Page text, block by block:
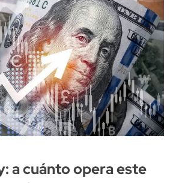
a cuánto opera este